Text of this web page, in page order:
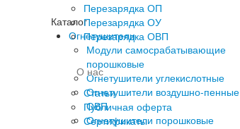
Перезарядка ОП
Перезарядка ОУ
Перезарядка ОВП
О нас
Статьи
Публичная оферта
Сертификаты
Каталог
Огнетушители
Модули самосрабатывающие
порошковые
Огнетушители углекислотные
Огнетушители воздушно-пенные
ОВП
Огнетушители порошковые